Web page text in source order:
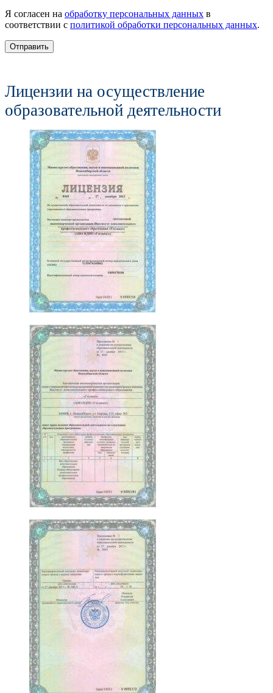
Я согласен на обработку персональных данных в
соответствии с политикой обработки персональных данных.
Отправить
Лицензии на осуществление
образовательной деятельности